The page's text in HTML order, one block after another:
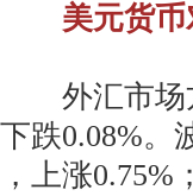
美元货
外汇市场方
下跌0.08%。
，上涨